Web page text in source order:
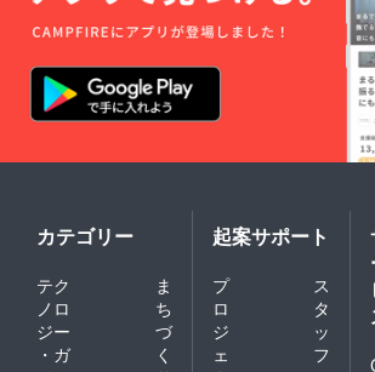
カテゴリー
テク
ノロ
ジー
・ガ
ま
ち
づ
く
起案サポート
プ
ロ
ジ
ェ
ス
タ
ッ
フ